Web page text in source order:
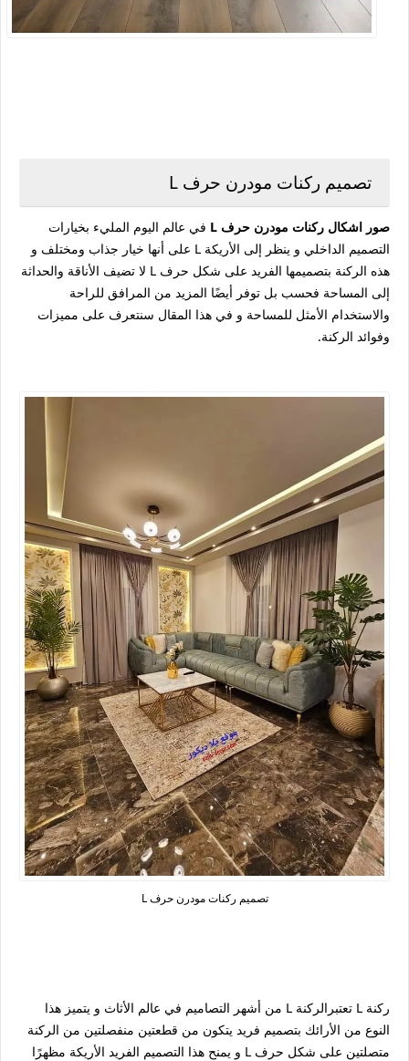
تصميم ركنات مودرن حرف L
صور اشكال ركنات مودرن حرف L
في عالم اليوم المليء بخيارات
التصميم الداخلي و ينظر إلى الأريكة L على أنها خيار جذاب ومختلف و
هذه الركنة بتصميمها الفريد على شكل حرف L لا تضيف الأناقة والحداثة
إلى المساحة فحسب بل توفر أيضًا المزيد من المرافق للراحة
والاستخدام الأمثل للمساحة و في هذا المقال سنتعرف على مميزات
وفوائد الركنة.
تصميم ركنات مودرن حرف L
ركنة L تعتبرالركنة L من أشهر التصاميم في عالم الأثاث و يتميز هذا
النوع من الأرائك بتصميم فريد يتكون من قطعتين منفصلتين من الركنة
متصلتين على شكل حرف L و يمنح هذا التصميم الفريد الأريكة مظهرًا